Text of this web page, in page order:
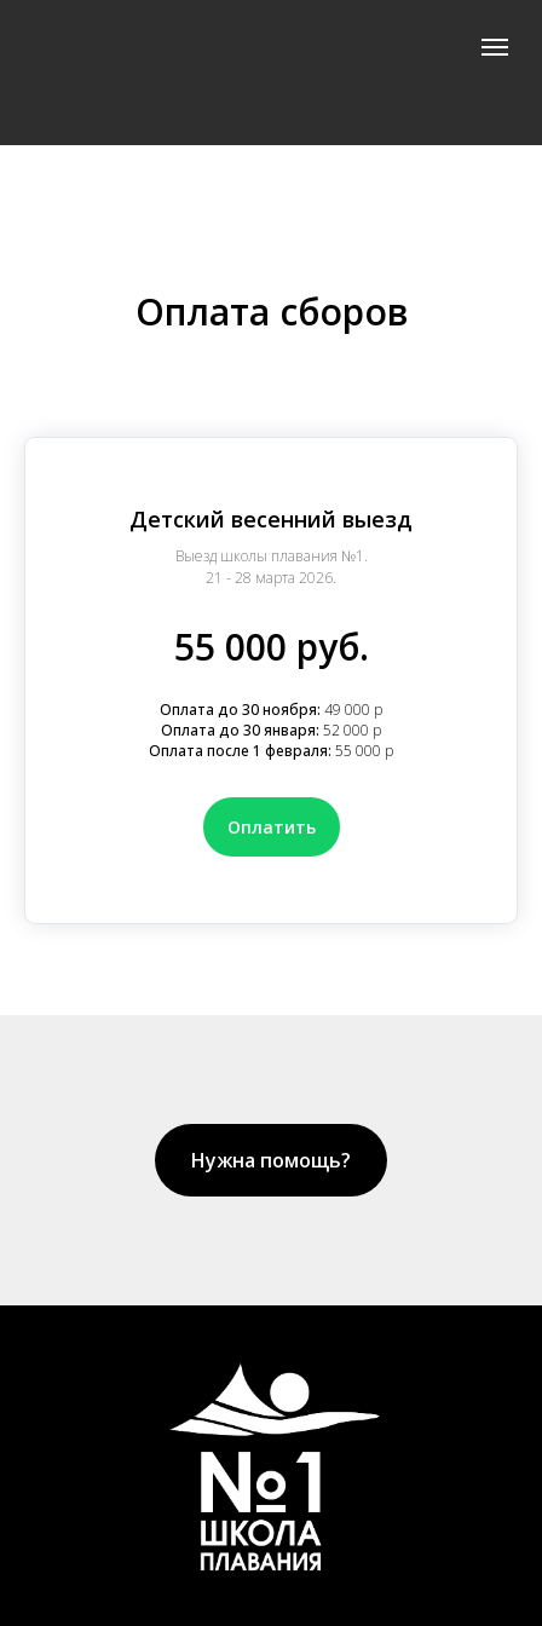
Оплата сборов
Детский весенний выезд
Выезд школы плавания №1.
21 - 28 марта 2026.
55 000 руб.
Оплата до 30 ноября: 49 000 р
Оплата до 30 января: 52 000 р
Оплата после 1 февраля: 55 000 р
Оплатить
Нужна помощь?